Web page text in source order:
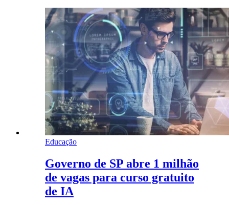
Educação
Governo de SP abre 1 milhão
de vagas para curso gratuito
de IA